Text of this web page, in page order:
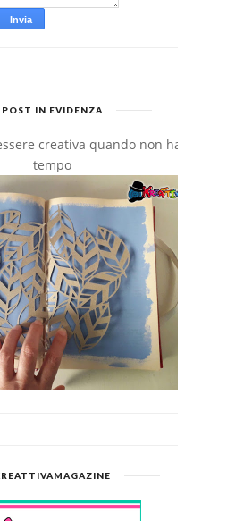
POST IN EVIDENZA
creativa quando non hai
tempo